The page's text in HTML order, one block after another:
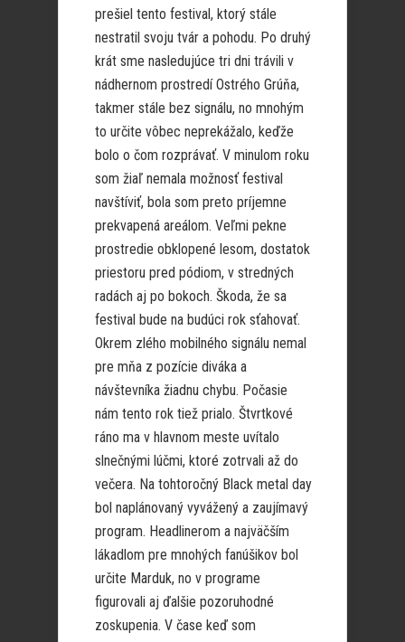
prešiel tento festival, ktorý stále
nestratil svoju tvár a pohodu. Po druhý
krát sme nasledujúce tri dni trávili v
nádhernom prostredí Ostrého Grúňa,
takmer stále bez signálu, no mnohým
to určite vôbec neprekážalo, keďže
bolo o čom rozprávať. V minulom roku
som žiaľ nemala možnosť festival
navštíviť, bola som preto príjemne
prekvapená areálom. Veľmi pekne
prostredie obklopené lesom, dostatok
priestoru pred pódiom, v stredných
radách aj po bokoch. Škoda, že sa
festival bude na budúci rok sťahovať.
Okrem zlého mobilného signálu nemal
pre mňa z pozície diváka a
návštevníka žiadnu chybu. Počasie
nám tento rok tiež prialo. Štvrtkové
ráno ma v hlavnom meste uvítalo
slnečnými lúčmi, ktoré zotrvali až do
večera. Na tohtoročný Black metal day
bol naplánovaný vyvážený a zaujímavý
program. Headlinerom a najväčším
lákadlom pre mnohých fanúšikov bol
určite Marduk, no v programe
figurovali aj ďalšie pozoruhodné
zoskupenia. V čase keď som